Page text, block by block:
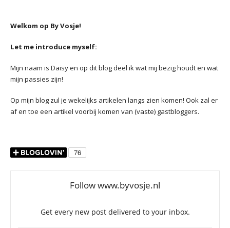
Welkom op By Vosje!
Let me introduce myself:
Mijn naam is Daisy en op dit blog deel ik wat mij bezig houdt en wat
mijn passies zijn!
Op mijn blog zul je wekelijks artikelen langs zien komen! Ook zal er
af en toe een artikel voorbij komen van (vaste) gastbloggers.